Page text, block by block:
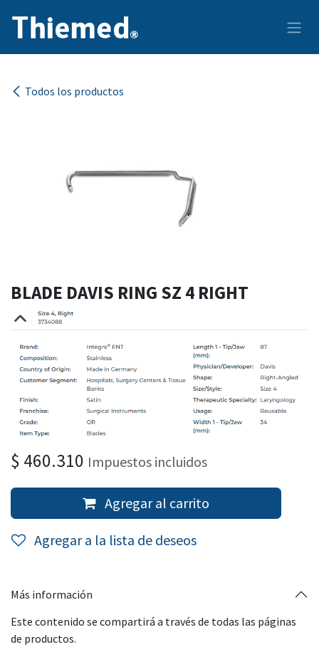
Todos los productos
BLADE DAVIS RING SZ 4 RIGHT
$ 460.310 Impuestos incluidos
Agregar al carrito
Agregar a la lista de deseos
Más información
Este contenido se compartirá a través de todas las páginas
de productos.